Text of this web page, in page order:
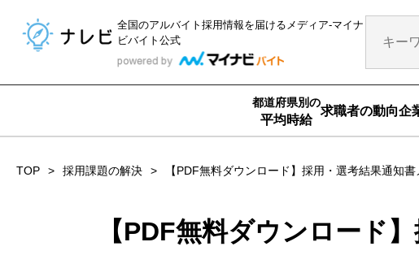
全国のアルバイト採用情報を届ける メディア-マイナ
ビバイト公式
都道府県別の
平均時給
求職者の動向企
TOP 採用課題の解決 【PDF無料ダウンロード】採用・選考結果通知
【PDF無料ダウンロード